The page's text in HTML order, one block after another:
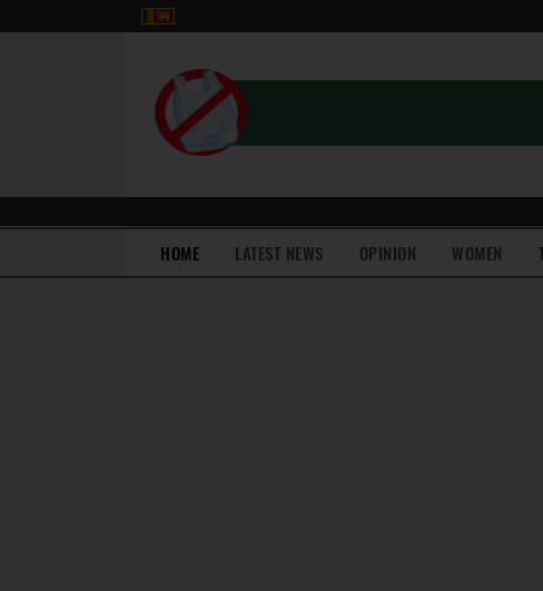
HOME(current)LATEST NEWS OPINION WOMEN